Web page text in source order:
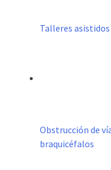
Talleres
Obstrucción de
braquicéfalos